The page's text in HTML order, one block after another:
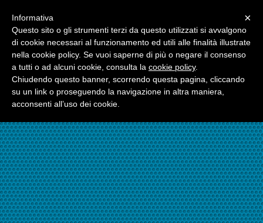
☎324.7403485
×
Informativa
Questo sito o gli strumenti terzi da questo utilizzati si avvalgono
di cookie necessari al funzionamento ed utili alle finalità illustrate
nella cookie policy. Se vuoi saperne di più o negare il consenso
a tutti o ad alcuni cookie, consulta la cookie policy.
Chiudendo questo banner, scorrendo questa pagina, cliccando
su un link o proseguendo la navigazione in altra maniera,
acconsenti all’uso dei cookie.